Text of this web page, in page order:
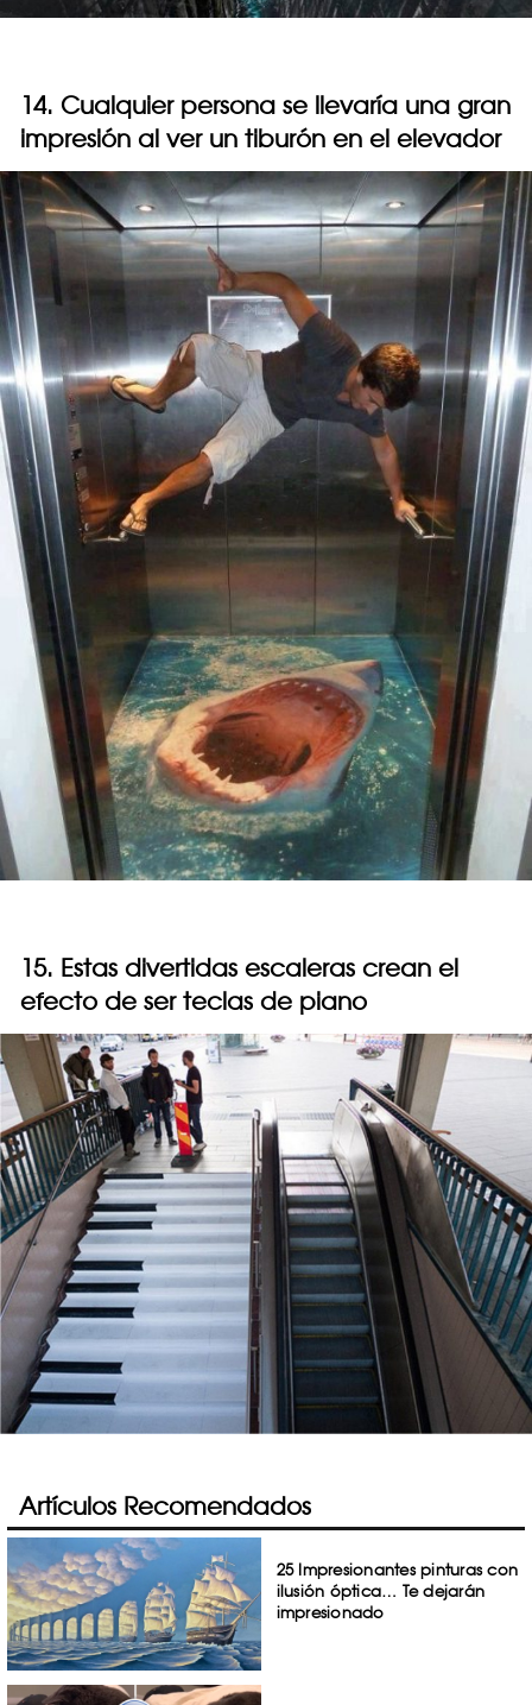
14. Cualquier persona se llevaría una gran
impresión al ver un tiburón en el elevador
15. Estas divertidas escaleras crean el
efecto de ser teclas de piano
Artículos Recomendados
25 Impresionantes pinturas con
ilusión óptica… Te dejarán
impresionado